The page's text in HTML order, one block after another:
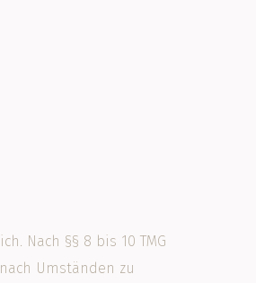
Nach §§ 8 bis 10 TMG
Umständen zu